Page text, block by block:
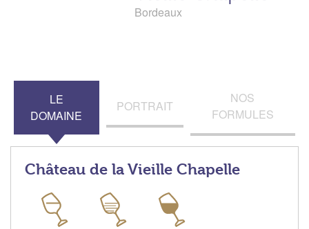
Bordeaux
LE
DOMAINE
PORTRAIT
NOS
FORMULES
Château de la Vieille Chapelle